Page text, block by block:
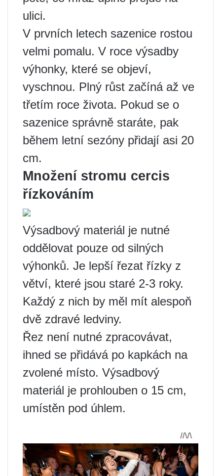
ulici.
V prvních letech sazenice rostou
velmi pomalu. V roce výsadby
výhonky, které se objeví,
vyschnou. Plný růst začíná až ve
třetím roce života. Pokud se o
sazenice správně staráte, pak
během letní sezóny přidají asi 20
cm.
Množení stromu cercis
řízkováním
Výsadbový materiál je nutné
oddělovat pouze od silných
výhonků. Je lepší řezat řízky z
větví, které jsou staré 2-3 roky.
Každý z nich by měl mít alespoň
dvě zdravé ledviny.
Řez není nutné zpracovávat,
ihned se přidává po kapkách na
zvolené místo. Výsadbový
materiál je prohlouben o 15 cm,
umístěn pod úhlem.